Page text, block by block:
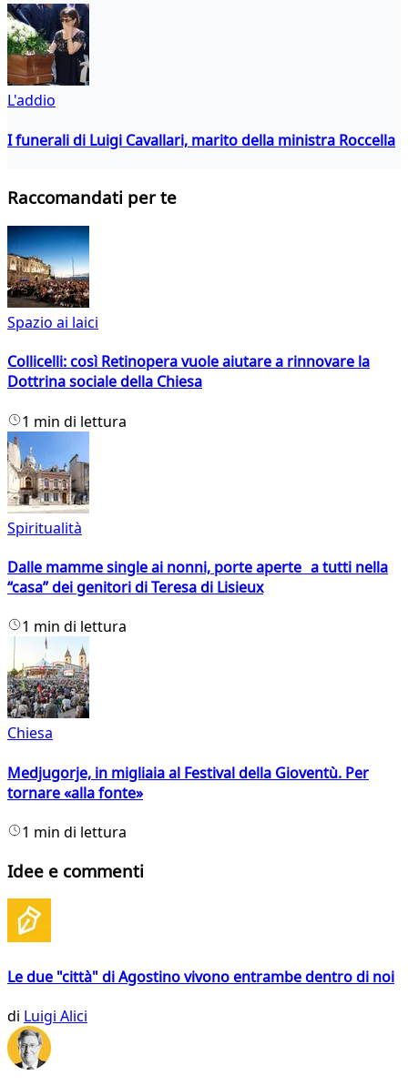
L'addio
I funerali di Luigi Cavallari, marito della ministra Roccella
Raccomandati per te
Spazio ai laici
Collicelli: così Retinopera vuole aiutare a rinnovare la
Dottrina sociale della Chiesa
1 min di lettura
Spiritualità
Dalle mamme single ai nonni, porte aperte a tutti nella
“casa” dei genitori di Teresa di Lisieux
1 min di lettura
Chiesa
Medjugorje, in migliaia al Festival della Gioventù. Per
tornare «alla fonte»
1 min di lettura
Idee e commenti
Le due "città" di Agostino vivono entrambe dentro di noi
di Luigi Alici